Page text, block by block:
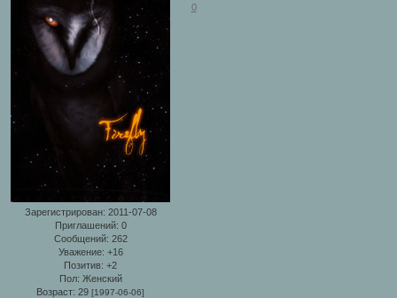
Зарегистрирован: 2011-07-08
Приглашений: 0
Сообщений: 262
Уважение: +16
Позитив: +2
Пол: Женский
Возраст: 29[1997-06-06]
0